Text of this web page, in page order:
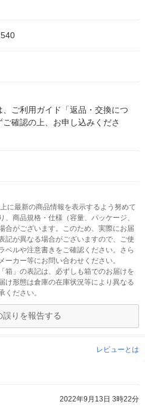
、ご利用ガイド「返品・交換につ
ご確認の上、お申し込みくださ
に最新の商品情報を表示するよう努めて
商品規格・仕様（容量、パッケージ、
合がございます。このため、実際にお届
記が異なる場合がございますので、ご使
ベルや注意書きをご確認ください。さら
カー等にお問い合わせください。
箱」の表記は、必ずしも箱でのお届けを
け形態は倉庫の在庫状況等により異なる
ください。
誤りを報告する
レビューとは
2022年9月13日 3時22分